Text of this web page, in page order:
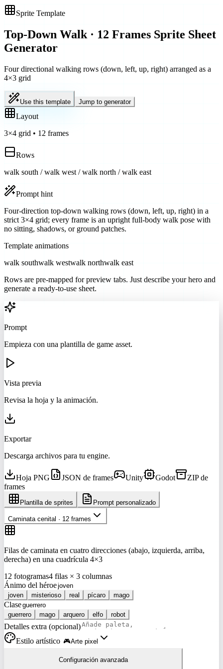
Sprite Template
Top-Down Walk · 12 Frames Sprite Sheet
Generator
Four directional walking rows (down, left, up, right) arranged as a
4×3 grid
Use this template Jump to generator
Layout
3×4 grid • 12 frames
Rows
walk south / walk west / walk north / walk east
Prompt hint
Four-direction top-down walking rows (down, left, up, right) in a
strict 3×4 grid; every frame is an upright full-body walk pose with
no sitting, shadows, or ground patches.
Template animations
walk southwalk westwalk northwalk east
Rows are pre-mapped for preview tabs. Just describe your hero and
generate a ready-to-use sheet.
Prompt
Empieza con una plantilla de game asset.
Vista previa
Revisa la hoja y la animación.
Exportar
Descarga archivos para tu engine.
Hoja PNG JSON de frames Unity Godot
ZIP de
frames
Plantilla de sprites Prompt personalizado
Caminata cenital · 12 frames
Filas de caminata en cuatro direcciones (abajo, izquierda, arriba,
derecha) en una cuadrícula 4×3
12 fotogramas4 filas × 3 columnas
Ánimo del héroe
joven misterioso real pícaro mago
Clase
guerrero mago arquero elfo robot
Detalles extra (opcional)
Estilo artístico 🎮Arte pixel
Configuración avanzada